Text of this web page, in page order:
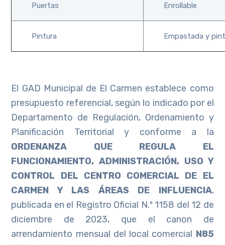
Puertas Enrollable
Pintura Empastada y
El GAD Municipal de El Carmen establece como
presupuesto referencial, según lo indicado por el
Departamento de Regulación, Ordenamiento y
Planificación Territorial y conforme a la
ORDENANZA QUE REGULA EL
FUNCIONAMIENTO, ADMINISTRACIÓN, USO Y
CONTROL DEL CENTRO COMERCIAL DE EL
CARMEN Y LAS ÁREAS DE INFLUENCIA,
publicada en el Registro Oficial N.º 1158 del 12 de
diciembre de 2023, que el canon de
arrendamiento mensual del local comercial N85